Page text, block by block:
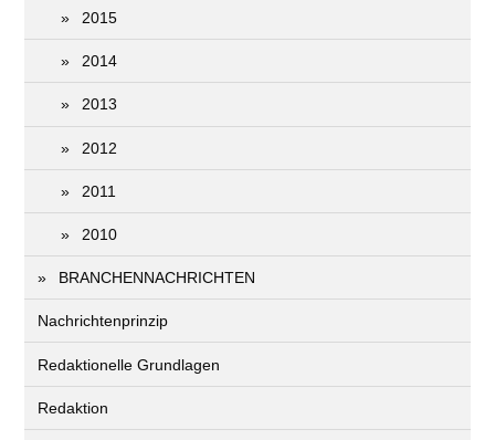
2015
2014
2013
2012
2011
2010
BRANCHENNACHRICHTEN
Nachrichtenprinzip
Redaktionelle Grundlagen
Redaktion